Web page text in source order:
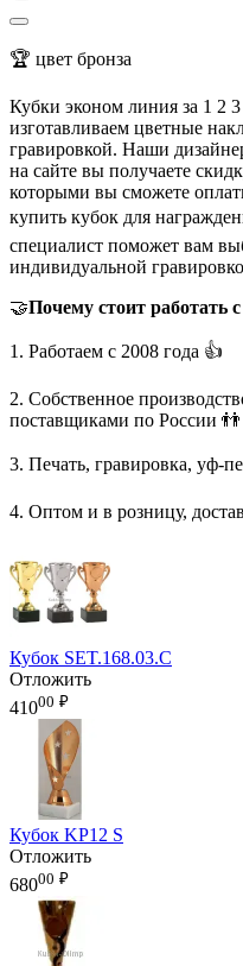
🏆 цвет бронза
Кубки эконом линия за 1 2
изготавливаем цветные
гравировкой. Наши
на сайте вы получаете
которыми вы сможете
купить кубок для
специалист поможет вам
индивидуальной
🤝Почему стоит работать
1. Работаем с 2008 года 👍
2. Собственное
поставщиками по России 👬
3. Печать, гравировка, уф-
4. Оптом и в розницу,
Кубок SET.168.03.C
Отложить
41000 ₽
Кубок KP12 S
Отложить
68000 ₽